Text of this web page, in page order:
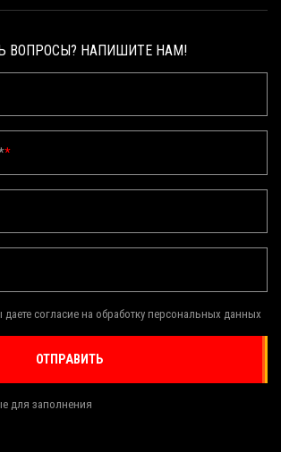
ВОПРОСЫ? НАПИШИТЕ НАМ!
*
согласие на обработку персональных данных
ОТПРАВИТЬ
для заполнения